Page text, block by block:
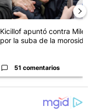
Kicillof apuntó contra Milei
por la suba de la morosida...
51 comentarios